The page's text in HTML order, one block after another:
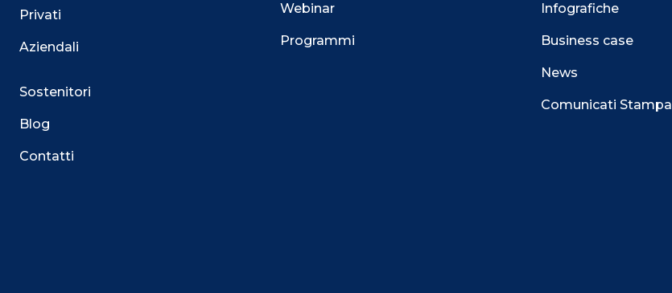
Privati
Aziendali
Sostenitori
Blog
Contatti
Webinar
Programmi
Infografiche
Business case
News
Comunicati Stampa